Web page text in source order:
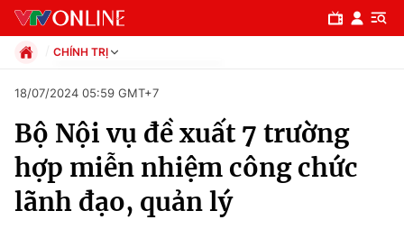
Chuyên mục
Chính trị
CHÍNH TRỊ
Xã hội
Pháp luật
Kinh tế
Thể thao
Truyền hình
Văn hóa - Giải trí
18/07/2024 05:59 GMT+7
Bộ Nội vụ đề xuất 7 trường
hợp miễn nhiệm công chức
lãnh đạo, quản lý